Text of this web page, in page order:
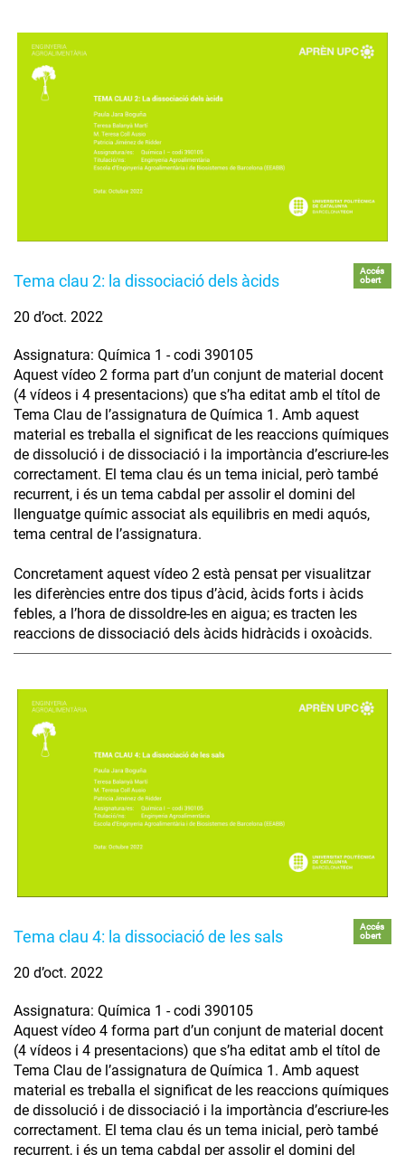
Tema clau 2: la dissociació dels àcids
Accés
obert
20 d’oct. 2022
Assignatura: Química 1 - codi 390105
Aquest vídeo 2 forma part d’un conjunt de material docent
(4 vídeos i 4 presentacions) que s’ha editat amb el títol de
Tema Clau de l’assignatura de Química 1. Amb aquest
material es treballa el significat de les reaccions químiques
de dissolució i de dissociació i la importància d’escriure-les
correctament. El tema clau és un tema inicial, però també
recurrent, i és un tema cabdal per assolir el domini del
llenguatge químic associat als equilibris en medi aquós,
tema central de l’assignatura.
Concretament aquest vídeo 2 està pensat per visualitzar
les diferències entre dos tipus d’àcid, àcids forts i àcids
febles, a l’hora de dissoldre-les en aigua; es tracten les
reaccions de dissociació dels àcids hidràcids i oxoàcids.
Tema clau 4: la dissociació de les sals
Accés
obert
20 d’oct. 2022
Assignatura: Química 1 - codi 390105
Aquest vídeo 4 forma part d’un conjunt de material docent
(4 vídeos i 4 presentacions) que s’ha editat amb el títol de
Tema Clau de l’assignatura de Química 1. Amb aquest
material es treballa el significat de les reaccions químiques
de dissolució i de dissociació i la importància d’escriure-les
correctament. El tema clau és un tema inicial, però també
recurrent, i és un tema cabdal per assolir el domini del